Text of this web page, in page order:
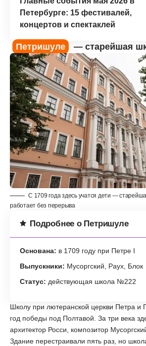
Петербурге: 15 фестивалей,
концертов и спектаклей
Петришуле — старейшая
С 1709 года здесь учатся дети —
работает без перерыва
Подробнее о Петришуле
Основана: в 1709 году при Петре I
Выпускники: Мусоргский, Раух, Блок
Статус: действующая школа №222
Школу при лютеранской церкви Петра и
год победы под Полтавой. За три века
архитектор Росси, композитор
Здание перестраивали пять раз, но